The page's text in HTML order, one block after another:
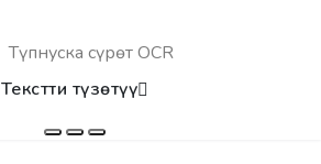
Түпнуска сүрөт OCR
Текстти түзөтүү